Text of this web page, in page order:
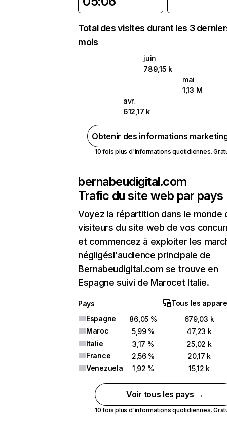
Total des visites durant les 3
mois
juin
789,15 k
mai
1,13 M
avr.
612,17 k
Obtenir des informations
10 fois plus d'informations quotidiennes.
bernabeudigital.com
Trafic du site web par pays
Voyez la répartition dans le monde
visiteurs du site web de vos
et commencez à exploiter les
négligésl'audience principale de
Bernabeudigital.com se trouve en
Espagne suivi de Marocet Italie.
Pays
Tous les
Espagne
86,05 %
679,03 k
Maroc
5,99 %
47,23 k
Italie
3,17 %
25,02 k
France
2,56 %
20,17 k
Venezuela
1,92 % 15,12 k
Voir tous les pays →
10 fois plus d'informations quotidiennes.